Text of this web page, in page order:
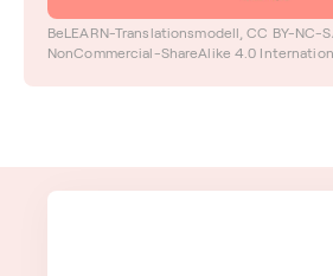
BeLEARN-Translationsmodell, CC BY-
NonCommercial-ShareAlike 4.0